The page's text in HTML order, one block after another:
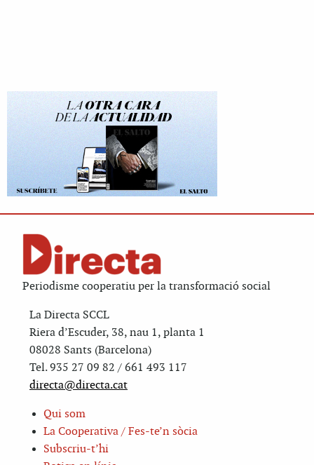
Periodisme cooperatiu per la transformació social
La Directa SCCL
Riera d’Escuder, 38, nau 1, planta 1
08028 Sants (Barcelona)
Tel. 935 27 09 82 / 661 493 117
directa@directa.cat
Qui som
La Cooperativa / Fes-te’n sòcia
Subscriu-t’hi